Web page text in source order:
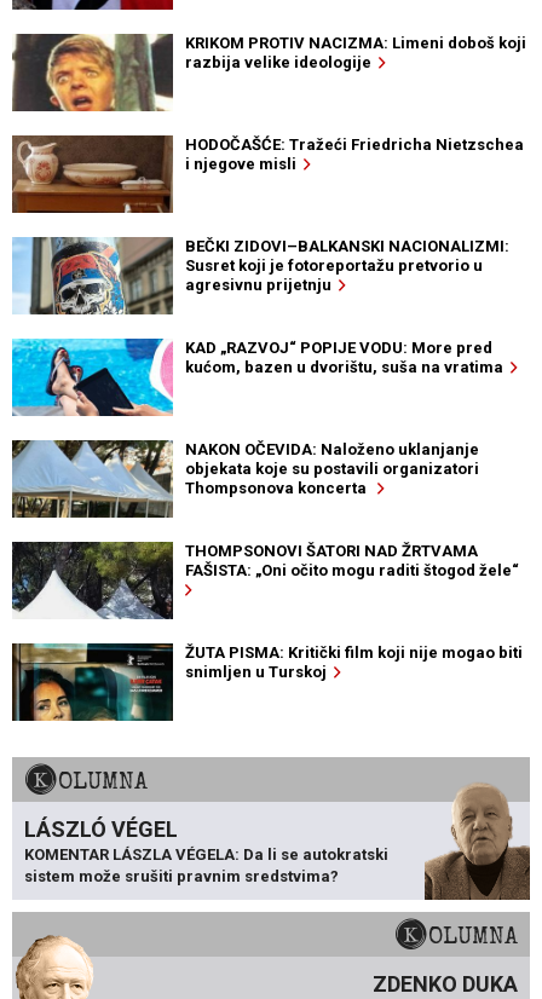
KRIKOM PROTIV NACIZMA: Limeni doboš koji
razbija velike ideologije
HODOČAŠĆE: Tražeći Friedricha Nietzschea
i njegove misli
BEČKI ZIDOVI–BALKANSKI NACIONALIZMI:
Susret koji je fotoreportažu pretvorio u
agresivnu prijetnju
KAD „RAZVOJ“ POPIJE VODU: More pred
kućom, bazen u dvorištu, suša na vratima
NAKON OČEVIDA: Naloženo uklanjanje
objekata koje su postavili organizatori
Thompsonova koncerta
THOMPSONOVI ŠATORI NAD ŽRTVAMA
FAŠISTA: „Oni očito mogu raditi štogod žele“
ŽUTA PISMA: Kritički film koji nije mogao biti
snimljen u Turskoj
KOLUMNA
LÁSZLÓ VÉGEL
KOMENTAR LÁSZLA VÉGELA: Da li se autokratski
sistem može srušiti pravnim sredstvima?
KOLUMNA
ZDENKO DUKA